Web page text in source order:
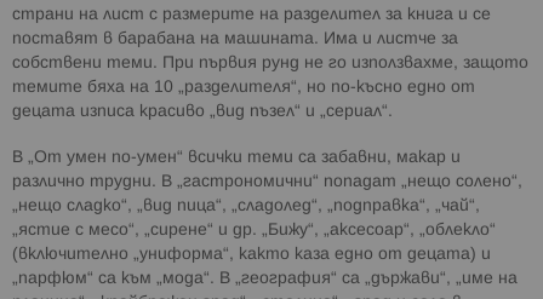
страни на лист с размерите на разделител за книга и се
поставят в барабана на машината. Има и листче за
собствени теми. При първия рунд не го използвахме, защото
темите бяха на 10 „разделителя“, но по-късно едно от
децата изписа красиво „вид пъзел“ и „сериал“.
В „От умен по-умен“ всички теми са забавни, макар и
различно трудни. В „гастрономични“ попадат „нещо солено“,
„нещо сладко“, „вид пица“, „сладолед“, „подправка“, „чай“,
„ястие с месо“, „сирене“ и др. „Бижу“, „аксесоар“, „облекло“
(включително „униформа“, както каза едно от децата) и
„парфюм“ са към „мода“. В „география“ са „държави“, „име на